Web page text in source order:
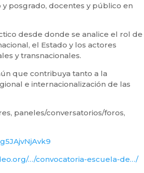
posgrado, docentes y público en
desde donde se analice el rol de
el Estado y los actores
y transnacionales.
que contribuya tanto a la
e internacionalización de las
paneles/conversatorios/foros,
…/convocatoria-escuela-de…/